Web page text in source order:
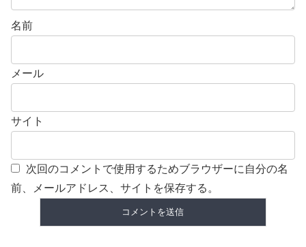
名前
メール
サイト
次回のコメントで使用するためブラウザーに自分の名
前、メールアドレス、サイトを保存する。